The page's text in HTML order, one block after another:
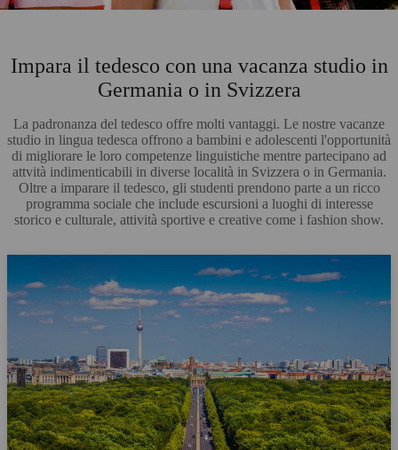
Impara il tedesco con una vacanza studio in
Germania o in Svizzera
La padronanza del tedesco offre molti vantaggi. Le nostre vacanze
studio in lingua tedesca offrono a bambini e adolescenti l'opportunità
di migliorare le loro competenze linguistiche mentre partecipano ad
attvità indimenticabili in diverse località in Svizzera o in Germania.
Oltre a imparare il tedesco, gli studenti prendono parte a un ricco
programma sociale che include escursioni a luoghi di interesse
storico e culturale, attività sportive e creative come i fashion show.